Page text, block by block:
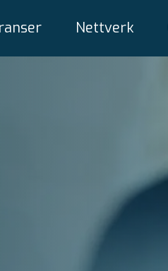
Nettverk